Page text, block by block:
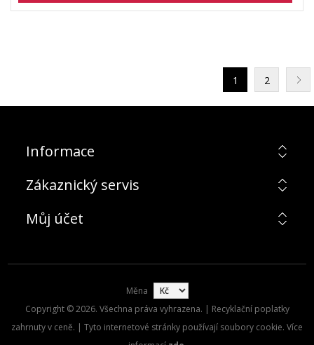
1 2
Informace
Zákaznický servis
Můj účet
Měna
Copyright © 2026. Všechna práva vyhrazena. | Recyklační poplatky
zahrnuty v ceně. | Tyto internetové stránky používají soubory cookie. Více